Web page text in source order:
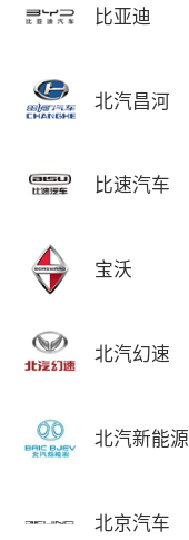
比亚迪
北汽昌河
比速汽车
宝沃
北汽幻速
北汽新能源
北京汽车